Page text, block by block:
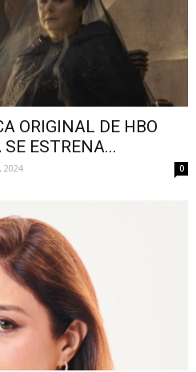
ORIGINAL DE HBO
ESTRENA...
2024 0